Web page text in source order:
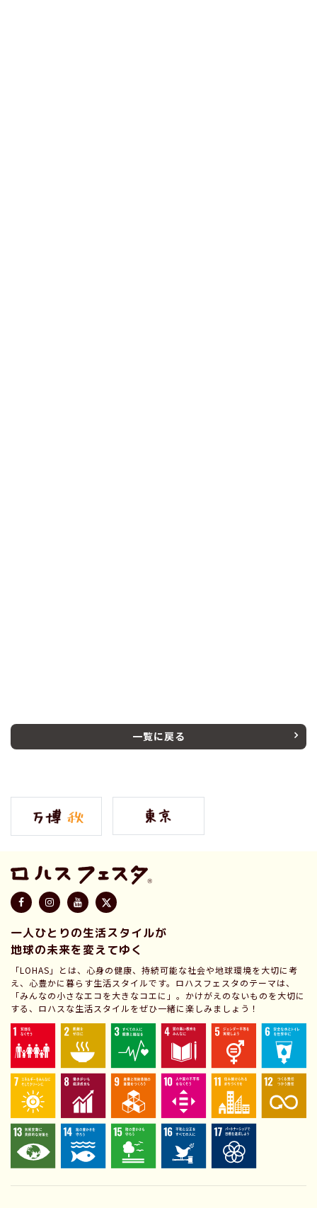
一覧に戻る
一人ひとりの生活スタイルが
地球の未来を変えてゆく
「LOHAS」とは、心身の健康、持続可能な社会や地球環境を大切に考
え、心豊かに暮らす生活スタイルです。ロハスフェスタのテーマは、
「みんなの小さなエコを大きなコエに」。かけがえのないものを大切に
する、ロハスな生活スタイルをぜひ一緒に楽しみましょう！